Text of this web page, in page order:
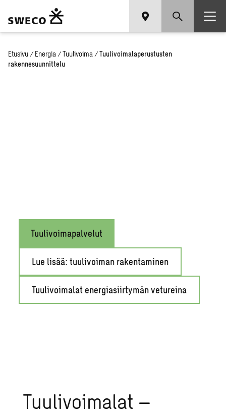
Etusivu / Energia / Tuulivoima / Tuulivoimalaperustusten
rakennesuunnittelu
Tuulivoimapalvelut
Lue lisää: tuulivoiman rakentaminen
Tuulivoimalat energiasiirtymän vetureina
Tuulivoimalat –